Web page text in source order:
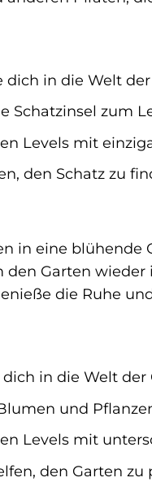
dich in die Welt
Schatzinsel zum
Levels mit
den Schatz zu
in eine
Garten wieder
die Ruhe
in die Welt
und
Levels mit
den Garten zu